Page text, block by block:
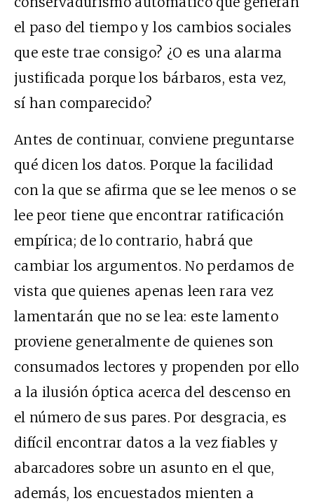
el paso del tiempo y los cambios sociales
que este trae consigo? ¿O es una alarma
justificada porque los bárbaros, esta vez,
sí han comparecido?
Antes de continuar, conviene preguntarse
qué dicen los datos. Porque la facilidad
con la que se afirma que se lee menos o se
lee peor tiene que encontrar ratificación
empírica; de lo contrario, habrá que
cambiar los argumentos. No perdamos de
vista que quienes apenas leen rara vez
lamentarán que no se lea: este lamento
proviene generalmente de quienes son
consumados lectores y propenden por ello
a la ilusión óptica acerca del descenso en
el número de sus pares. Por desgracia, es
difícil encontrar datos a la vez fiables y
abarcadores sobre un asunto en el que,
además, los encuestados mienten a